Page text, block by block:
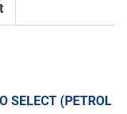
SELECT (PETROL